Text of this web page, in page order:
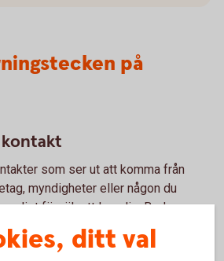
på
som ser ut att komma från
myndigheter eller någon du
försök att lura dig. Bedragare
avsändare för att skapa
övertyga dig.ditt val